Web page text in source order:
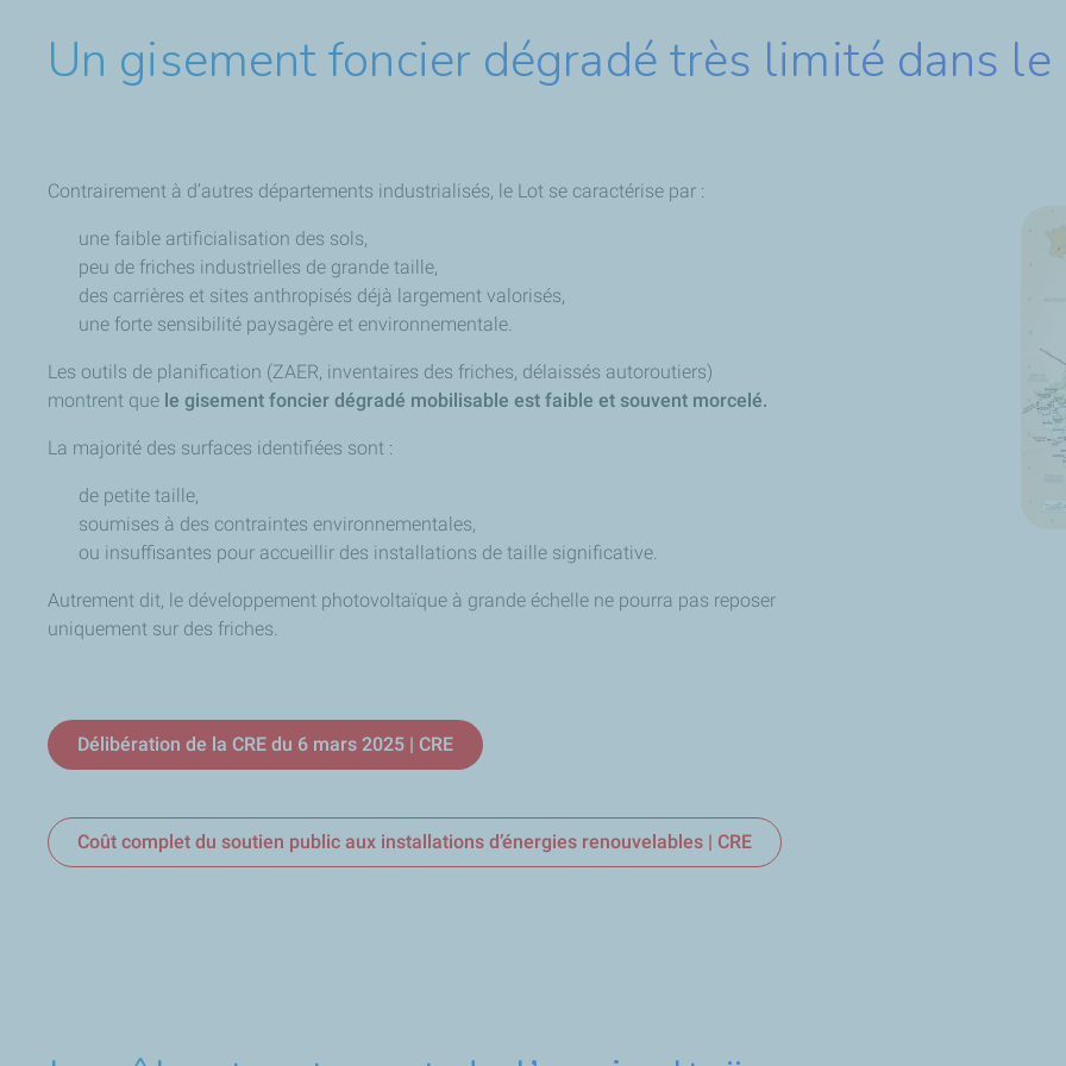
Un gisement foncier dégradé très limité dans
Contrairement à d’autres départements industrialisés, le Lot se caractérise par :
une faible artificialisation des sols,
peu de friches industrielles de grande taille,
des carrières et sites anthropisés déjà largement valorisés,
une forte sensibilité paysagère et environnementale.
Les outils de planification (ZAER, inventaires des friches, délaissés autoroutiers)
montrent que le gisement foncier dégradé mobilisable est faible et souvent morcelé.
La majorité des surfaces identifiées sont :
de petite taille,
soumises à des contraintes environnementales,
ou insuffisantes pour accueillir des installations de taille significative.
Autrement dit, le développement photovoltaïque à grande échelle ne pourra pas reposer
uniquement sur des friches.
Délibération de la CRE du 6 mars 2025 | CRE
Coût complet du soutien public aux installations d’énergies renouvelables | CRE